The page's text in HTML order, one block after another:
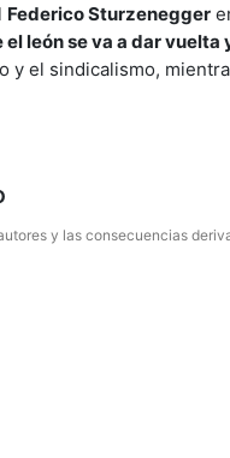
Federico Sturzenegger
león se va a dar vuelta
el sindicalismo,
y las consecuencias